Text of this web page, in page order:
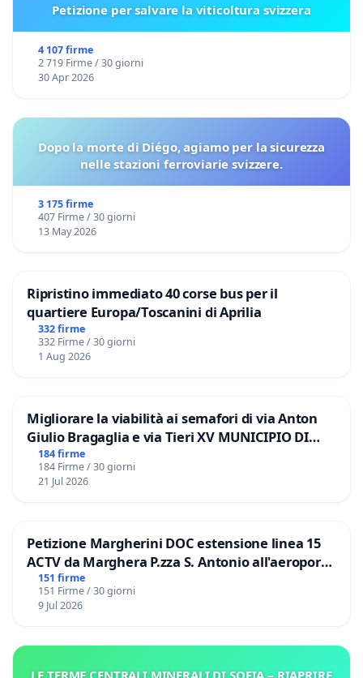
Petizione per salvare la viticoltura svizzera
4 107 firme
2 719 Firme / 30 giorni
30 Apr 2026
Dopo la morte di Diégo, agiamo per la sicurezza
nelle stazioni ferroviarie svizzere.
3 175 firme
407 Firme / 30 giorni
13 May 2026
Ripristino immediato 40 corse bus per il
quartiere Europa/Toscanini di Aprilia
332 firme
332 Firme / 30 giorni
1 Aug 2026
Migliorare la viabilità ai semafori di via Anton
Giulio Bragaglia e via Tieri XV MUNICIPIO DI
ROMA
184 firme
184 Firme / 30 giorni
21 Jul 2026
Petizione Margherini DOC estensione linea 15
ACTV da Marghera P.zza S. Antonio all'aeroporto
Marco Polo tariffa a € 1,50
151 firme
151 Firme / 30 giorni
9 Jul 2026